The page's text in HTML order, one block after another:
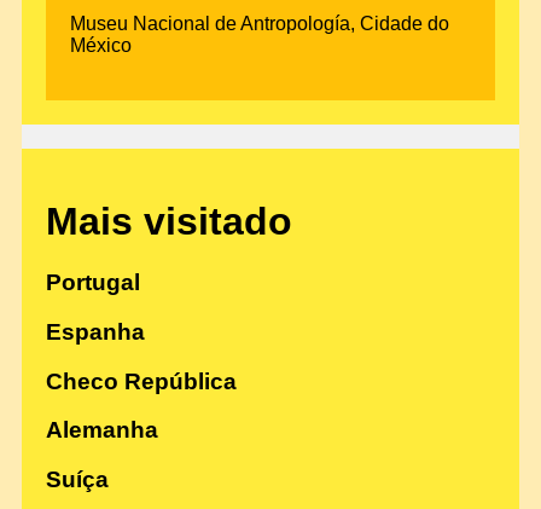
Museu Nacional de Antropología, Cidade do
México
Mais visitado
Portugal
Espanha
Checo República
Alemanha
Suíça